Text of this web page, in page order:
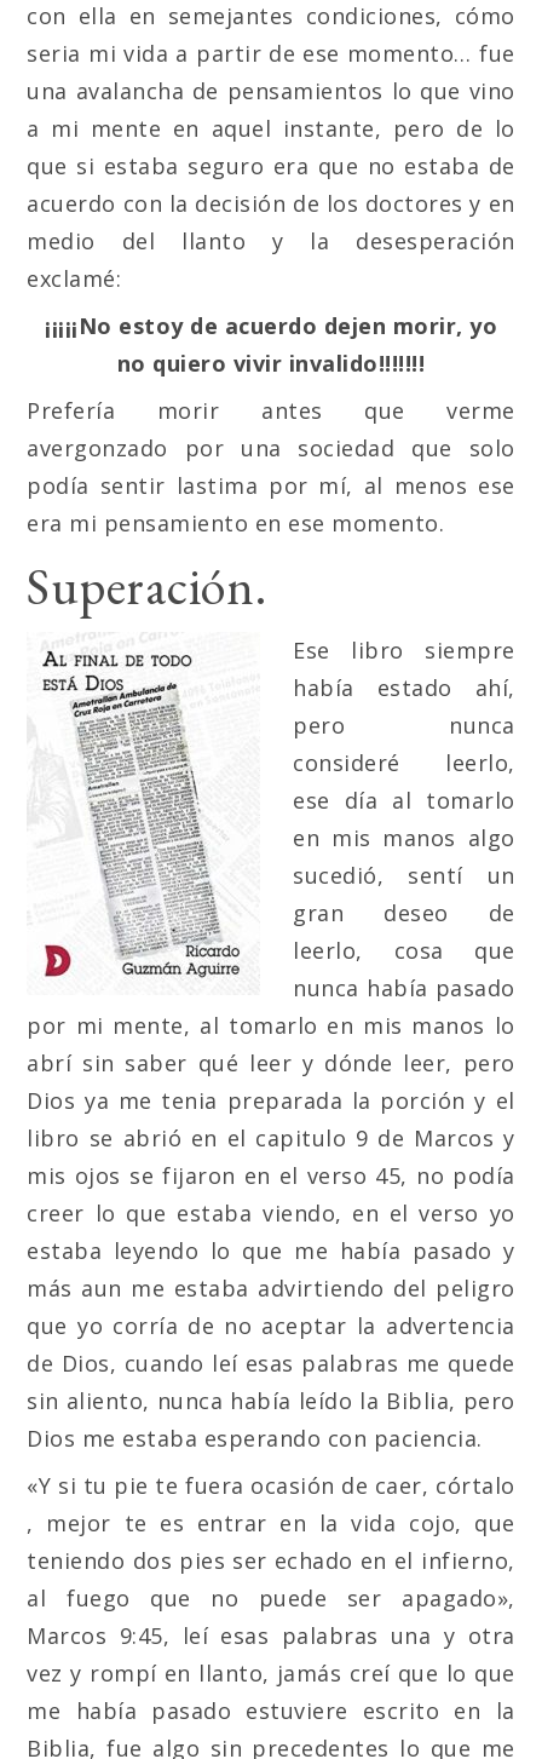
con ella en semejantes condiciones, cómo
seria mi vida a partir de ese momento… fue
una avalancha de pensamientos lo que vino
a mi mente en aquel instante, pero de lo
que si estaba seguro era que no estaba de
acuerdo con la decisión de los doctores y en
medio del llanto y la desesperación
exclamé:
¡¡¡¡¡No estoy de acuerdo dejen morir, yo
no quiero vivir invalido!!!!!!!
Prefería morir antes que verme
avergonzado por una sociedad que solo
podía sentir lastima por mí, al menos ese
era mi pensamiento en ese momento.
Superación.
Ese libro siempre
había estado ahí,
pero nunca
consideré leerlo,
ese día al tomarlo
en mis manos algo
sucedió, sentí un
gran deseo de
leerlo, cosa que
nunca había pasado
por mi mente, al tomarlo en mis manos lo
abrí sin saber qué leer y dónde leer, pero
Dios ya me tenia preparada la porción y el
libro se abrió en el capitulo 9 de Marcos y
mis ojos se fijaron en el verso 45, no podía
creer lo que estaba viendo, en el verso yo
estaba leyendo lo que me había pasado y
más aun me estaba advirtiendo del peligro
que yo corría de no aceptar la advertencia
de Dios, cuando leí esas palabras me quede
sin aliento, nunca había leído la Biblia, pero
Dios me estaba esperando con paciencia.
«Y si tu pie te fuera ocasión de caer, córtalo
, mejor te es entrar en la vida cojo, que
teniendo dos pies ser echado en el infierno,
al fuego que no puede ser apagado»,
Marcos 9:45, leí esas palabras una y otra
vez y rompí en llanto, jamás creí que lo que
me había pasado estuviere escrito en la
Biblia, fue algo sin precedentes lo que me